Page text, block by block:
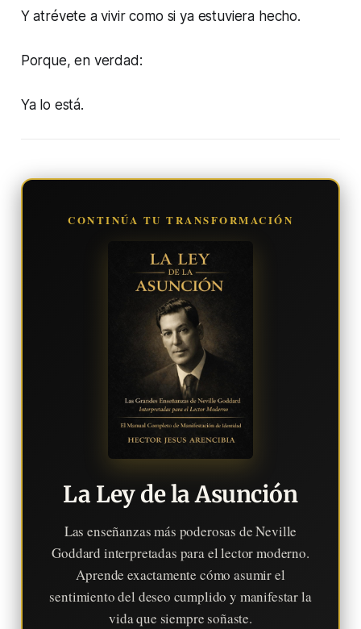
Y atrévete a vivir como si ya estuviera hecho.
Porque, en verdad:
Ya lo está.
CONTINÚA TU TRANSFORMACIÓN
La Ley de la Asunción
Las enseñanzas más poderosas de Neville
Goddard interpretadas para el lector moderno.
Aprende exactamente cómo asumir el
sentimiento del deseo cumplido y manifestar la
vida que siempre soñaste.